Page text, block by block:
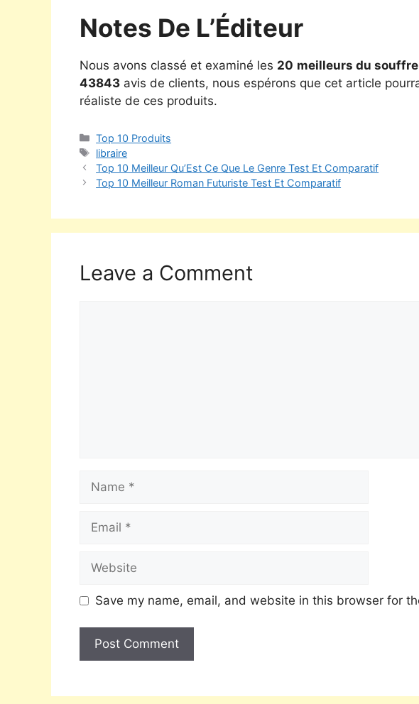
Notes De L’Éditeur
Nous avons classé et examiné les 20 meilleurs du
43843 avis de clients, nous espérons que cet article
réaliste de ces produits.
Top 10 Produits
libraire
Top 10 Meilleur Qu’Est Ce Que Le Genre Test Et Comparatif
Top 10 Meilleur Roman Futuriste Test Et Comparatif
Leave a Comment
Save my name, email, and website in this browser for